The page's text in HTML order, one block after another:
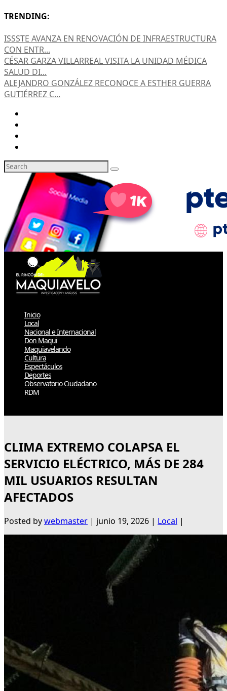
TRENDING:
ISSSTE AVANZA EN RENOVACIÓN DE INFRAESTRUCTURA
CON ENTR...
CÉSAR GARZA VILLARREAL VISITA LA UNIDAD MÉDICA
SALUD DI...
ALEJANDRO GONZÁLEZ RECONOCE A ESTHER GUERRA
GUTIÉRREZ C...
Inicio
Local
Nacional e Internacional
Don Maqui
Maquiavelando
Cultura
Espectáculos
Deportes
Observatorio Ciudadano
RDM
CLIMA EXTREMO COLAPSA EL
SERVICIO ELÉCTRICO, MÁS DE 284
MIL USUARIOS RESULTAN
AFECTADOS
Posted bywebmaster | junio 19, 2026 | Local |